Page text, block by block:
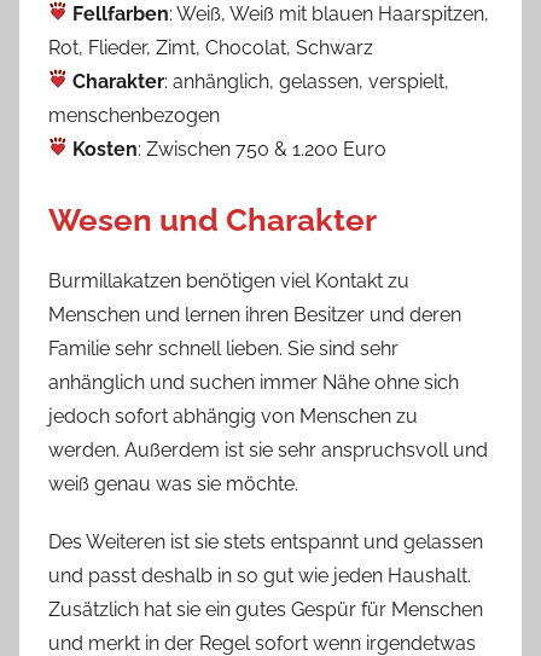
Fellfarben: Weiß, Weiß mit blauen Haarspitzen,
Rot, Flieder, Zimt, Chocolat, Schwarz
Charakter: anhänglich, gelassen, verspielt,
menschenbezogen
Kosten: Zwischen 750 & 1.200 Euro
Wesen und Charakter
Burmillakatzen benötigen viel Kontakt zu
Menschen und lernen ihren Besitzer und deren
Familie sehr schnell lieben. Sie sind sehr
anhänglich und suchen immer Nähe ohne sich
jedoch sofort abhängig von Menschen zu
werden. Außerdem ist sie sehr anspruchsvoll und
weiß genau was sie möchte.
Des Weiteren ist sie stets entspannt und gelassen
und passt deshalb in so gut wie jeden Haushalt.
Zusätzlich hat sie ein gutes Gespür für Menschen
und merkt in der Regel sofort wenn irgendetwas